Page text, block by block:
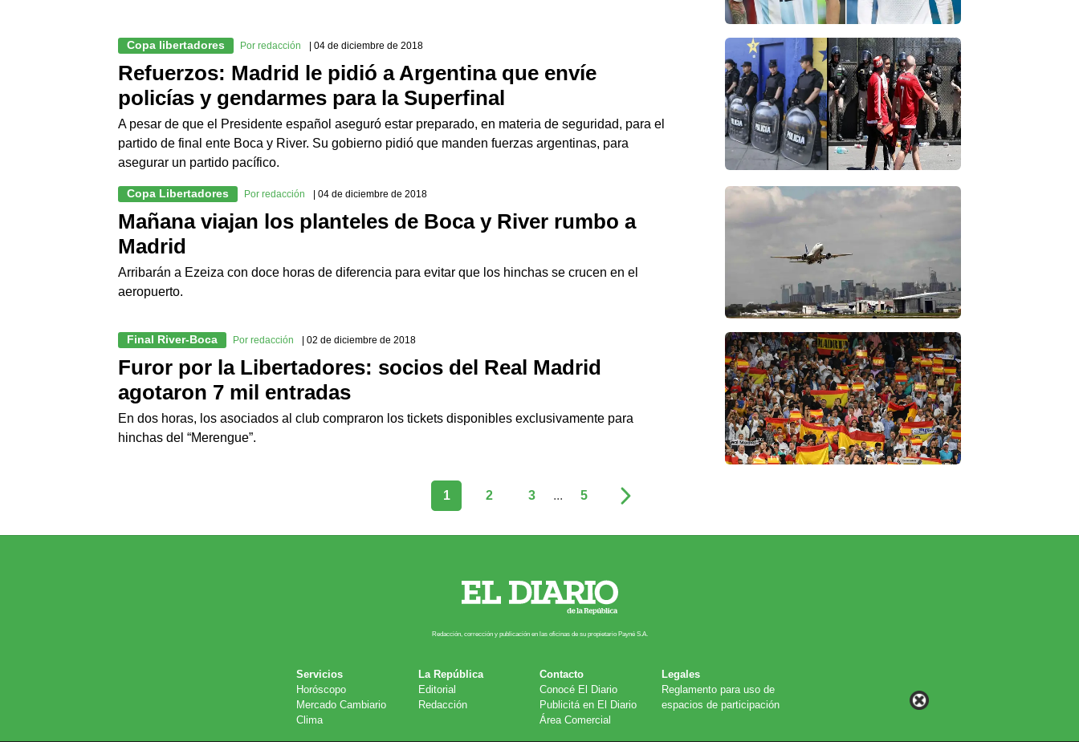
Copa libertadores Por redacción | 04 de diciembre de 2018
Refuerzos: Madrid le pidió a Argentina que envíe
policías y gendarmes para la Superfinal
A pesar de que el Presidente español aseguró estar preparado, en materia de seguridad, para el
partido de final ente Boca y River. Su gobierno pidió que manden fuerzas argentinas, para
asegurar un partido pacífico.
Copa Libertadores Por redacción | 04 de diciembre de 2018
Mañana viajan los planteles de Boca y River rumbo a
Madrid
Arribarán a Ezeiza con doce horas de diferencia para evitar que los hinchas se crucen en el
aeropuerto.
Final River-Boca Por redacción | 02 de diciembre de 2018
Furor por la Libertadores: socios del Real Madrid
agotaron 7 mil entradas
En dos horas, los asociados al club compraron los tickets disponibles exclusivamente para
hinchas del “Merengue”.
1 2 3 ... 5
Redacción, corrección y publicación en las oficinas de su propietario Payn​é S.A.
Servicios
Horóscopo
Mercado Cambiario
Clima
La República
Editorial
Redacción
Contacto
Conocé El Diario
Publicitá en El Diario
Área Comercial
Legales
Reglamento para uso de
espacios de participación